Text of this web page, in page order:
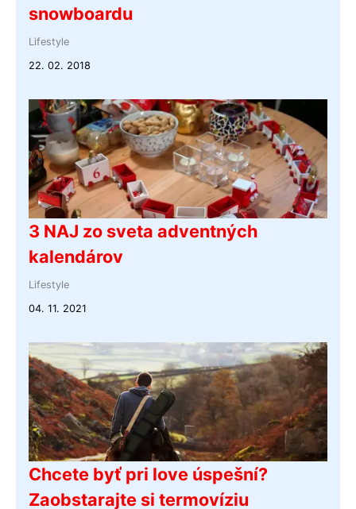
snowboardu
Lifestyle
22. 02. 2018
3 NAJ zo sveta adventných
kalendárov
Lifestyle
04. 11. 2021
Chcete byť pri love úspešní?
Zaobstarajte si termovíziu